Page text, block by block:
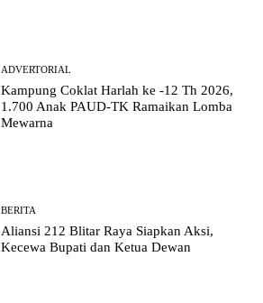
ADVERTORIAL
Kampung Coklat Harlah ke -12 Th 2026,
1.700 Anak PAUD-TK Ramaikan Lomba
Mewarna
BERITA
Aliansi 212 Blitar Raya Siapkan Aksi,
Kecewa Bupati dan Ketua Dewan